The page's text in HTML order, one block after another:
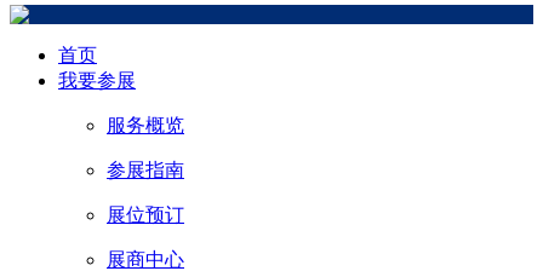
首页
我要参展
服务概览
参展指南
展位预订
展商中心